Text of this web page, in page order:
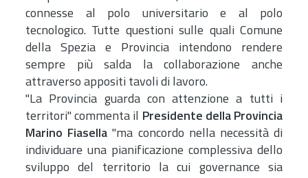
connesse al polo universitario e al polo
tecnologico. Tutte questioni sulle quali Comune
della Spezia e Provincia intendono rendere
sempre più salda la collaborazione anche
attraverso appositi tavoli di lavoro.
"La Provincia guarda con attenzione a tutti i
territori" commenta il Presidente della Provincia
Marino Fiasella "ma concordo nella necessità di
individuare una pianificazione complessiva dello
sviluppo del territorio la cui governance sia